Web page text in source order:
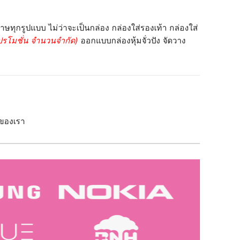
ทุกรูปแบบ ไม่ว่าจะเป็นกล่อง กล่องใส่รองเท้า กล่องใส่
รโมชั่น จำนวนจำกัด) ออกแบบกล่องหุ้มจั่วปัง จัดวาง
งเรา